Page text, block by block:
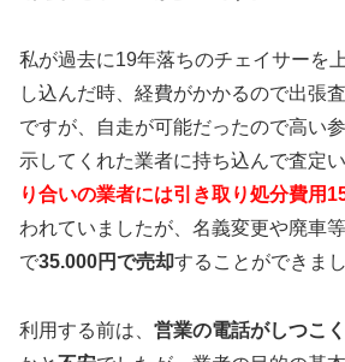
私が過去に19年落ちのチェイサーを
し込んだ時、経費がかかるので出張
ですが、自走が可能だったので高い
示してくれた業者に持ち込んで査定
り合いの業者には引き取り処分費用
われていましたが、名義変更や廃車
で35.000円で売却することができまし
利用する前は、 営業の電話がしつこ